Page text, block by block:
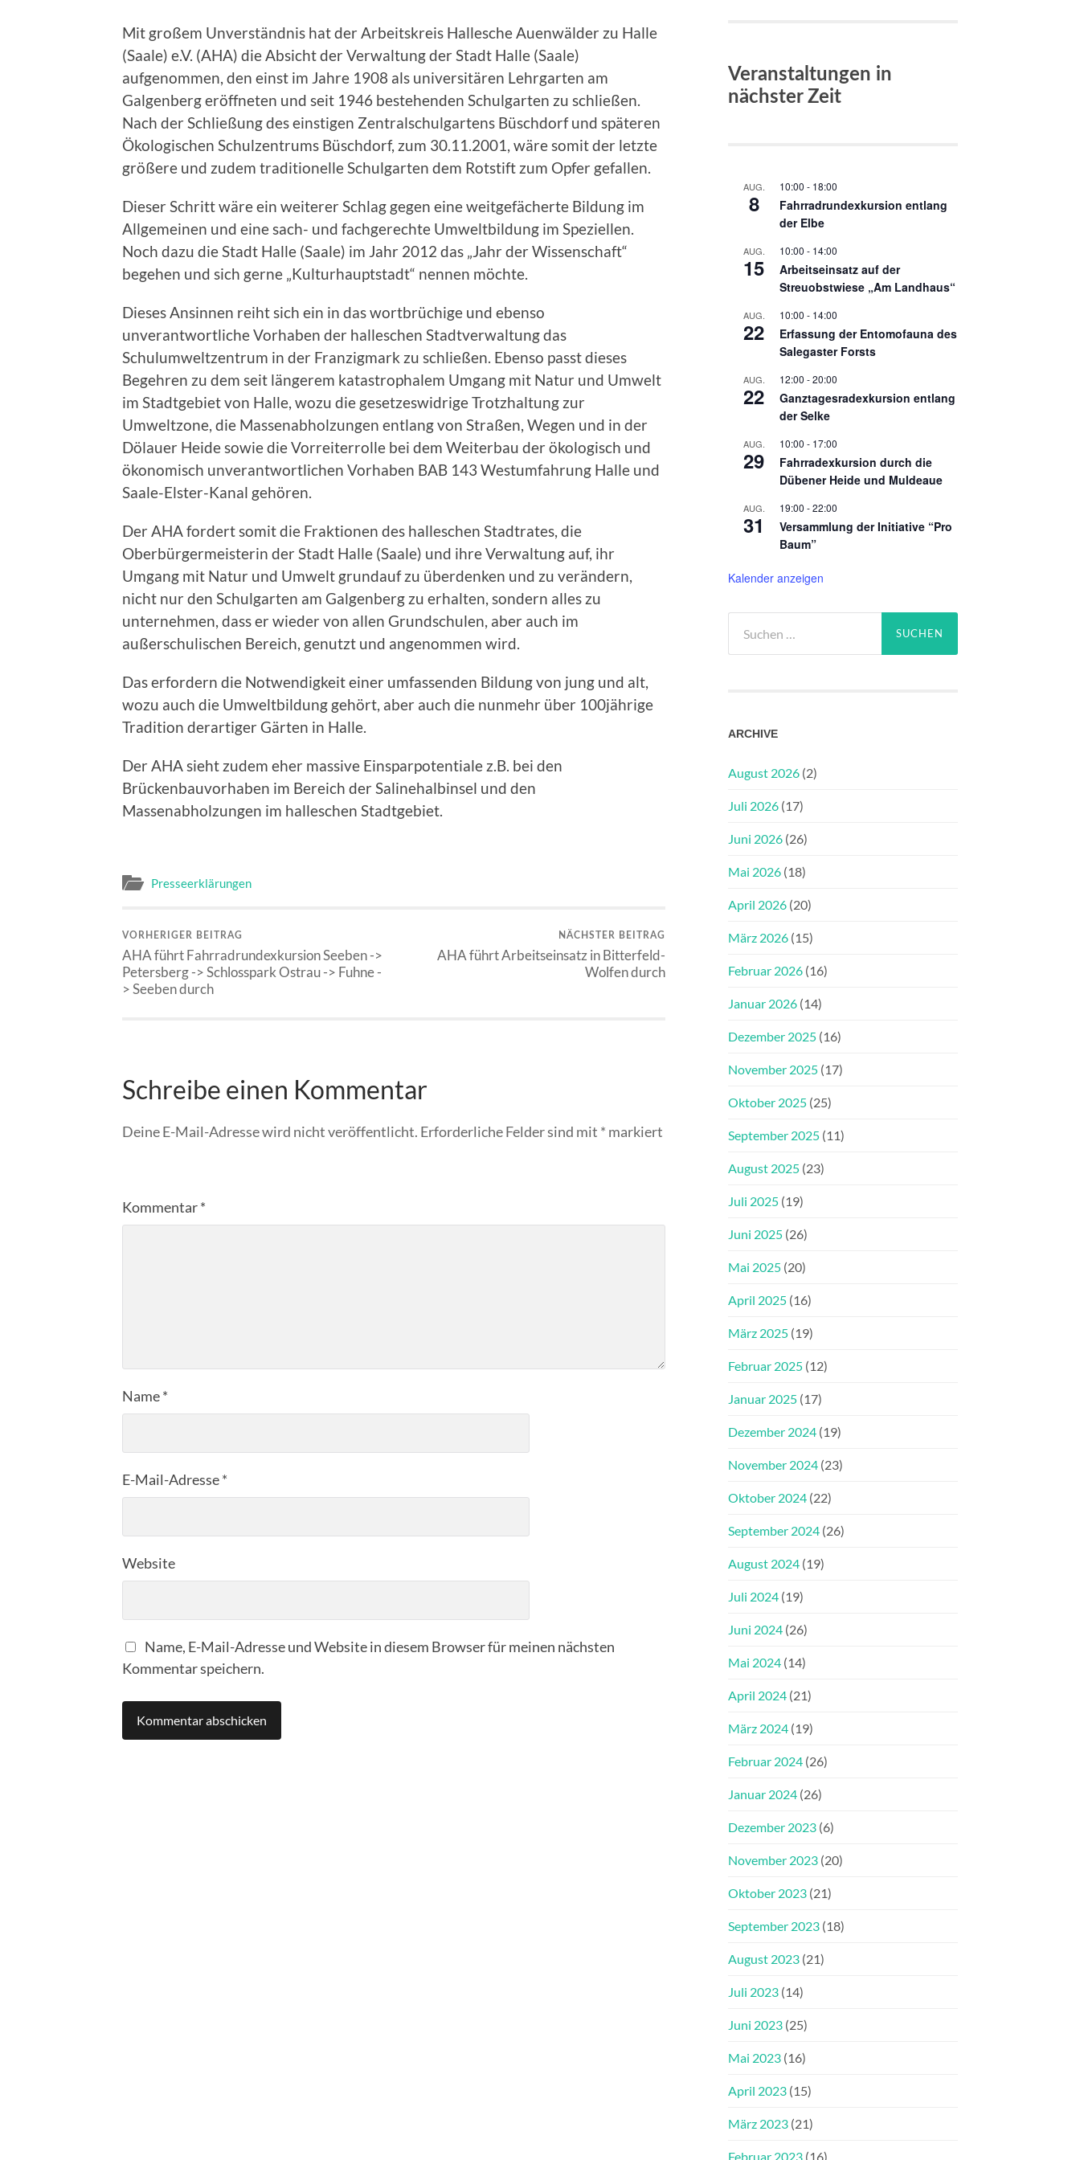
Mit großem Unverständnis hat der Arbeitskreis Hallesche Auenwälder zu Halle
(Saale) e.V. (AHA) die Absicht der Verwaltung der Stadt Halle (Saale)
aufgenommen, den einst im Jahre 1908 als universitären Lehrgarten am
Galgenberg eröffneten und seit 1946 bestehenden Schulgarten zu schließen.
Nach der Schließung des einstigen Zentralschulgartens Büschdorf und späteren
Ökologischen Schulzentrums Büschdorf, zum 30.11.2001, wäre somit der letzte
größere und zudem traditionelle Schulgarten dem Rotstift zum Opfer gefallen.
Dieser Schritt wäre ein weiterer Schlag gegen eine weitgefächerte Bildung im
Allgemeinen und eine sach- und fachgerechte Umweltbildung im Speziellen.
Noch dazu die Stadt Halle (Saale) im Jahr 2012 das „Jahr der Wissenschaft“
begehen und sich gerne „Kulturhauptstadt“ nennen möchte.
Dieses Ansinnen reiht sich ein in das wortbrüchige und ebenso
unverantwortliche Vorhaben der halleschen Stadtverwaltung das
Schulumweltzentrum in der Franzigmark zu schließen. Ebenso passt dieses
Begehren zu dem seit längerem katastrophalem Umgang mit Natur und Umwelt
im Stadtgebiet von Halle, wozu die gesetzeswidrige Trotzhaltung zur
Umweltzone, die Massenabholzungen entlang von Straßen, Wegen und in der
Dölauer Heide sowie die Vorreiterrolle bei dem Weiterbau der ökologisch und
ökonomisch unverantwortlichen Vorhaben BAB 143 Westumfahrung Halle und
Saale-Elster-Kanal gehören.
Der AHA fordert somit die Fraktionen des halleschen Stadtrates, die
Oberbürgermeisterin der Stadt Halle (Saale) und ihre Verwaltung auf, ihr
Umgang mit Natur und Umwelt grundauf zu überdenken und zu verändern,
nicht nur den Schulgarten am Galgenberg zu erhalten, sondern alles zu
unternehmen, dass er wieder von allen Grundschulen, aber auch im
außerschulischen Bereich, genutzt und angenommen wird.
Das erfordern die Notwendigkeit einer umfassenden Bildung von jung und alt,
wozu auch die Umweltbildung gehört, aber auch die nunmehr über 100jährige
Tradition derartiger Gärten in Halle.
Der AHA sieht zudem eher massive Einsparpotentiale z.B. bei den
Brückenbauvorhaben im Bereich der Salinehalbinsel und den
Massenabholzungen im halleschen Stadtgebiet.
Presseerklärungen
VORHERIGER BEITRAG
AHA führt Fahrradrundexkursion Seeben ->
Petersberg -> Schlosspark Ostrau -> Fuhne -
> Seeben durch
NÄCHSTER BEITRAG
AHA führt Arbeitseinsatz in Bitterfeld-
Wolfen durch
Schreibe einen Kommentar
Deine E-Mail-Adresse wird nicht veröffentlicht. Erforderliche Felder sind mit * markiert
Kommentar*
Name*
E-Mail-Adresse*
Website
Name, E-Mail-Adresse und Website in diesem Browser für meinen nächsten
Kommentar speichern.
Veranstaltungen in
nächster Zeit
AUG.
8
10:00 - 18:00
Fahrradrundexkursion entlang
der Elbe
AUG.
15
10:00 - 14:00
Arbeitseinsatz auf der
Streuobstwiese „Am Landhaus“
AUG.
22
10:00 - 14:00
Erfassung der Entomofauna des
Salegaster Forsts
AUG.
22
12:00 -20:00
Ganztagesradexkursion entlang
der Selke
AUG.
29
10:00 - 17:00
Fahrradexkursion durch die
Dübener Heide und Muldeaue
AUG.
31
19:00 -22:00
Versammlung der Initiative “Pro
Baum”
Kalender anzeigen
nach:
ARCHIVE
August 2026 (2)
Juli 2026 (17)
Juni 2026 (26)
Mai 2026 (18)
April 2026 (20)
März 2026 (15)
Februar 2026 (16)
Januar 2026 (14)
Dezember 2025 (16)
November 2025 (17)
Oktober 2025 (25)
September 2025 (11)
August 2025 (23)
Juli 2025 (19)
Juni 2025 (26)
Mai 2025 (20)
April 2025 (16)
März 2025 (19)
Februar 2025 (12)
Januar 2025 (17)
Dezember 2024 (19)
November 2024 (23)
Oktober 2024 (22)
September 2024 (26)
August 2024 (19)
Juli 2024 (19)
Juni 2024 (26)
Mai 2024 (14)
April 2024 (21)
März 2024 (19)
Februar 2024 (26)
Januar 2024 (26)
Dezember 2023 (6)
November 2023 (20)
Oktober 2023 (21)
September 2023 (18)
August 2023 (21)
Juli 2023 (14)
Juni 2023 (25)
Mai 2023 (16)
April 2023 (15)
März 2023 (21)
Februar 2023 (16)